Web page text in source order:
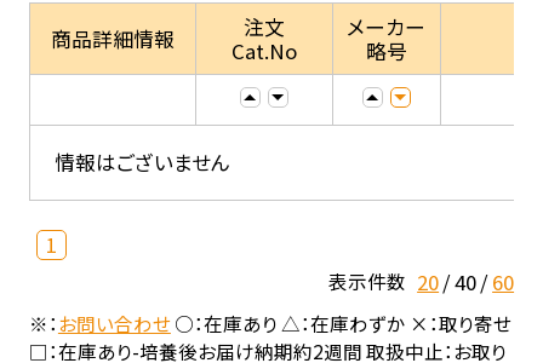
商品詳細情報
注文
Cat.No
メーカー
略号
情報はございません
1
表示件数 20 40 60
※：お問い合わせ○：在庫あり △：在庫わずか ×：取り寄せ
□：在庫あり-培養後お届け納期約2週間 取扱中止：お取り